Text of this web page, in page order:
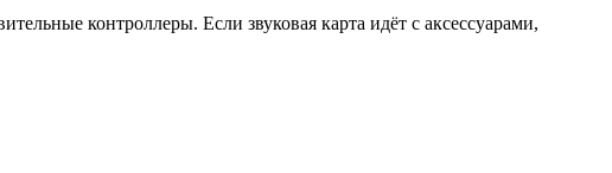
контроллеры. Если звуковая карта идёт с аксессуарами,